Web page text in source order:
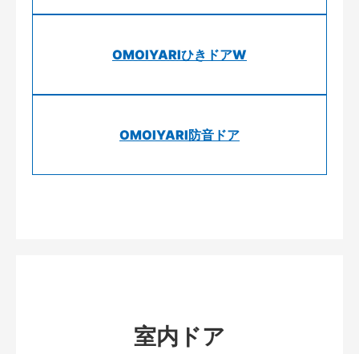
OMOIYARIひきドアW
OMOIYARI防音ドア
室内ドア